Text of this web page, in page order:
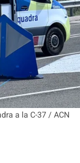
a la C-37 / ACN